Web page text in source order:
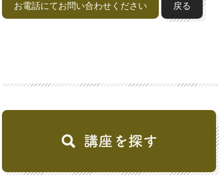
お電話にてお問い合わせください 戻る